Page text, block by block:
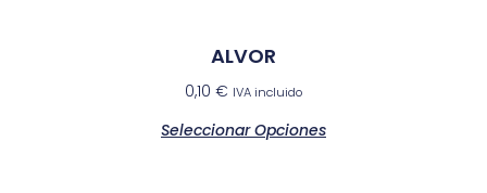
ALVOR
0,10 € IVA incluido
Seleccionar Opciones